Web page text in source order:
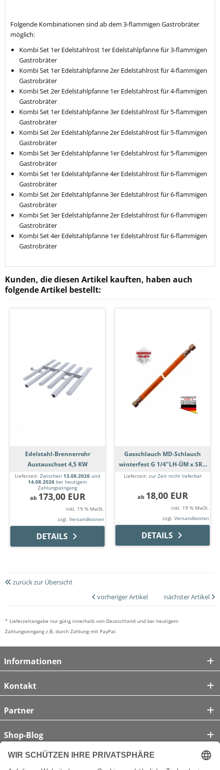
Folgende Kombinationen sind ab dem 3-flammigen Gastrobräter
möglich:
Kombi Set 1er Edelstahlrost 1er Edelstahlpfanne für 3-flammigen
Gastrobräter
Kombi Set 1er Edelstahlpfanne 2er Edelstahlrost für 4-flammigen
Gastrobräter
Kombi Set 2er Edelstahlpfanne 1er Edelstahlrost für 4-flammigen
Gastrobräter
Kombi Set 1er Edelstahlpfanne 3er Edelstahlrost für 5-flammigen
Gastrobräter
Kombi Set 2er Edelstahlpfanne 2er Edelstahlrost für 5-flammigen
Gastrobräter
Kombi Set 3er Edelstahlpfanne 1er Edelstahlrost für 5-flammigen
Gastrobräter
Kombi Set 1er Edelstahlpfanne 4er Edelstahlrost für 6-flammigen
Gastrobräter
Kombi Set 2er Edelstahlpfanne 3er Edelstahlrost für 6-flammigen
Gastrobräter
Kombi Set 3er Edelstahlpfanne 2er Edelstahlrost für 6-flammigen
Gastrobräter
Kombi Set 4er Edelstahlpfanne 1er Edelstahlrost für 6-flammigen
Gastrobräter
Kunden, die diesen Artikel kauften, haben auch
folgende Artikel bestellt:
Edelstahl-Brennerrohr
Austauschset 4,5 KW
Lieferzeit: Zwischen 13.08.2026 und
14.08.2026 bei heutigem
Zahlungseingang
ab 173,00 EUR
inkl. 19 % MwSt.
zzgl. Versandkosten
DETAILS
Gasschlauch MD-Schlauch
winterfest G 1/4"LH-ÜM x SRV
8mm (Schneidring)
Lieferzeit: zur Zeit nicht lieferbar
ab 18,00 EUR
inkl. 19 % MwSt.
zzgl. Versandkosten
DETAILS
zurück zur Übersicht
vorheriger Artikel
nächster Artikel
* Lieferzeitangabe nur gütig innerhalb von Deutschland und bei heutigem
Zahlungseingang z.B. durch Zahlung mit PayPal.
Informationen
Shop-Blog
Partner
Kontakt
Unsere Zahlungsarten